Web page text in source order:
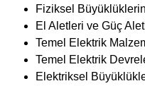
Fiziksel
El Aletleri ve Güç
Temel Elektrik
Temel Elektrik
Elektriksel